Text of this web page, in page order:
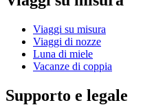
Viaggi su misura
Viaggi di nozze
Luna di miele
Vacanze di coppia
Supporto e legale